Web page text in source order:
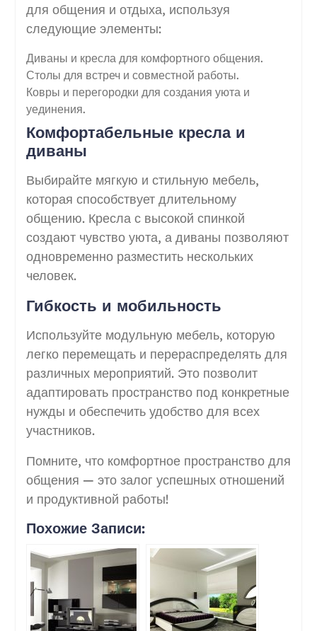
для общения и отдыха, используя
следующие элементы:
Диваны и кресла для комфортного общения.
Столы для встреч и совместной работы.
Ковры и перегородки для создания уюта и
уединения.
Комфортабельные кресла и
диваны
Выбирайте мягкую и стильную мебель,
которая способствует длительному
общению. Кресла с высокой спинкой
создают чувство уюта, а диваны позволяют
одновременно разместить нескольких
человек.
Гибкость и мобильность
Используйте модульную мебель, которую
легко перемещать и перераспределять для
различных мероприятий. Это позволит
адаптировать пространство под конкретные
нужды и обеспечить удобство для всех
участников.
Помните, что комфортное пространство для
общения — это залог успешных отношений
и продуктивной работы!
Похожие Записи: